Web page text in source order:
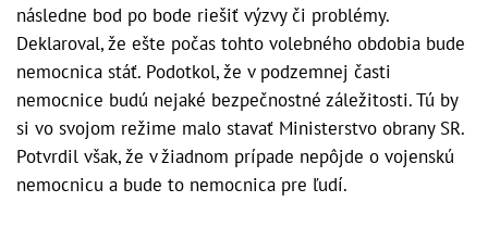
následne bod po bode riešiť výzvy či problémy.
Deklaroval, že ešte počas tohto volebného obdobia bude
nemocnica stáť. Podotkol, že v podzemnej časti
nemocnice budú nejaké bezpečnostné záležitosti. Tú by
si vo svojom režime malo stavať Ministerstvo obrany SR.
Potvrdil však, že v žiadnom prípade nepôjde o vojenskú
nemocnicu a bude to nemocnica pre ľudí.